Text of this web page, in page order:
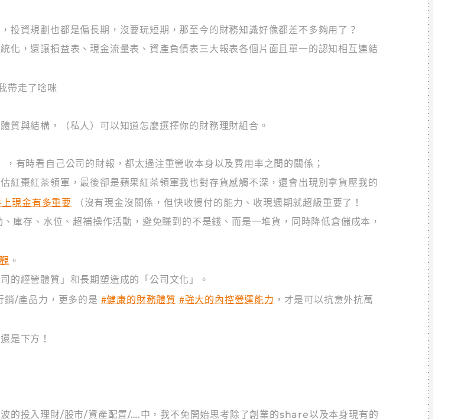
投資規劃也都是偏長期，沒要玩短期，那至今的財務知識好像都差不多夠用了？
化，還讓損益表、現金流量表、資產負債表三大報表各個片面且單一的認知相互連結
帶走了啥咪
質與結構，（私人）可以知道怎麼選擇你的財務理財組合。
有時看自己公司的財報，都太過注重營收本身以及費用率之間的關係；
紅棗紅茶領軍，最後卻是蘋果紅茶領軍我也對存貨感觸不深，還會出現別拿貨壓我的
現金有多重要
（沒有現金沒關係，但快收慢付的能力、收現週期就超級重要了！
庫存、水位、超補操作活動，避免賺到的不是錢、而是一堆貨，同時降低倉儲成本，
。
的經營體質」和長期塑造成的「公司文化」。
銷/產品力，更多的是 #健康的財務體質 #強大的內控營運能力 ，才是可以抗意外抗萬
是下方！
的投入理財/股市/資產配置/….中，我不免開始思考除了創業的share以及本身現有的